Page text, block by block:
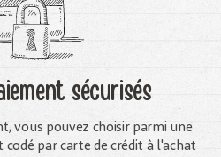
sécurisés
vous pouvez choisir parmi une
par carte de crédit à l'achat